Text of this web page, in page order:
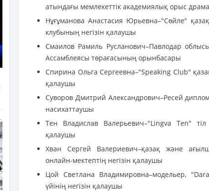
атындағы мемлекеттік академиялық орыс
Нұғұманова Анастасия Юрьевна–"Сөйле"
клубының негізін қалаушы
Смаилов Рамиль Русланович–Павлодар
Ассамблеясы төрағасының орынбасары
Спирина Ольга Сергеевна–"Speaking Club"
қалаушы
Суворов Дмитрий Александрович–Ресей
насихаттаушы
Тен Владислав Валерьевич–"Lingva Ten" тіл
қалаушы
Хван Сергей Валериевич–қазақ және
онлайн-мектептің негізін қалаушы
Цой Светлана Владимировна–модельер,
үйінің негізін қалаушы